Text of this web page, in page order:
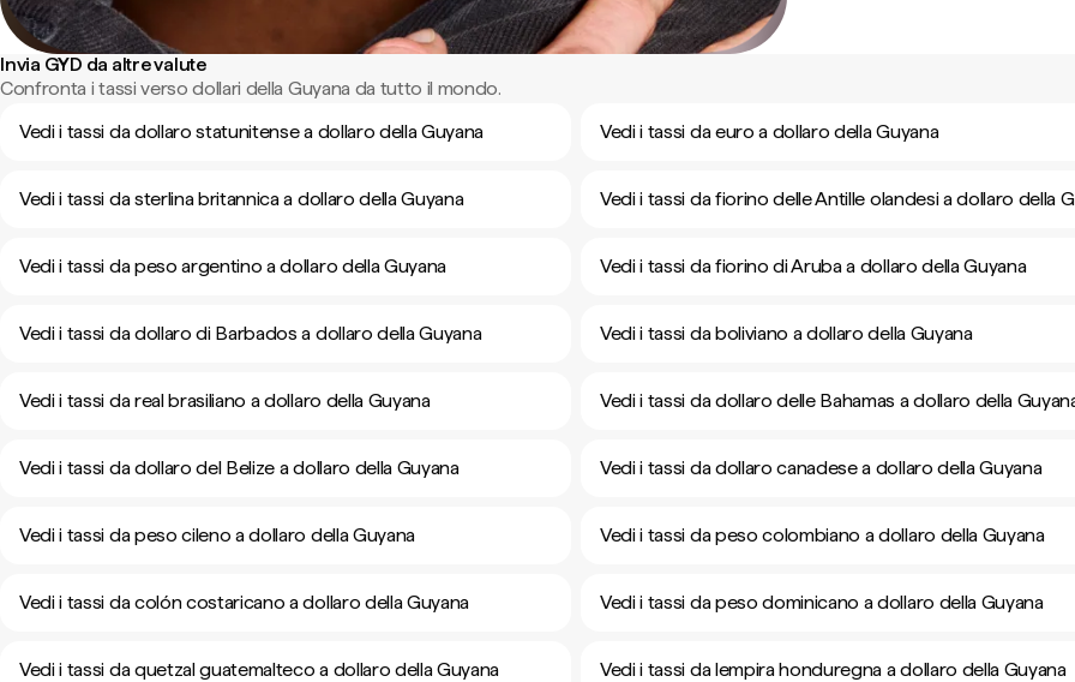
Invia GYD da altre valute
Confronta i tassi verso dollari della Guyana da tutto il mondo.
Vedi i tassi da dollaro statunitense a dollaro della Guyana
Vedi i tassi da euro a dollaro della Guyana
Vedi i tassi da sterlina britannica a dollaro della Guyana Vedi i tassi da fiorino delle Antille olandesi a dollaro della
Vedi i tassi da peso argentino a dollaro della Guyana Vedi i tassi da fiorino di Aruba a dollaro della Guyana
Vedi i tassi da dollaro di Barbados a dollaro della Guyana Vedi i tassi da boliviano a dollaro della Guyana
Vedi i tassi da real brasiliano a dollaro della Guyana Vedi i tassi da dollaro delle Bahamas a dollaro della
Vedi i tassi da dollaro del Belize a dollaro della Guyana Vedi i tassi da dollaro canadese a dollaro della Guyana
Vedi i tassi da peso cileno a dollaro della Guyana Vedi i tassi da peso colombiano a dollaro della Guyana
Vedi i tassi da colón costaricano a dollaro della Guyana Vedi i tassi da peso dominicano a dollaro della Guyana
Vedi i tassi da quetzal guatemalteco a dollaro della Guyana Vedi i tassi da lempira honduregna a dollaro della Guyana